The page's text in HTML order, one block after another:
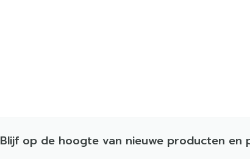
Blijf op de hoogte van nieuwe producten en